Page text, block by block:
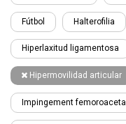
Fútbol Halterofilia
Hiperlaxitud ligamentosa
Hipermovilidad articular
Impingement